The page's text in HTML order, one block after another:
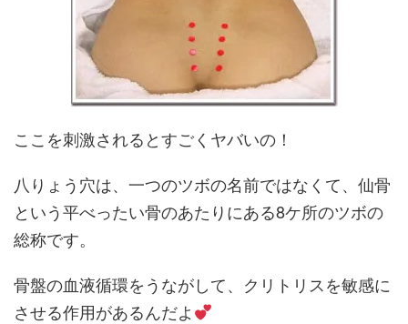
ここを刺激されるとすごくヤバいの！
八りょう穴は、一つのツボの名前ではなくて、仙骨
という平べったい骨のあたりにある8ケ所のツボの
総称です。
骨盤の血液循環をうながして、クリトリスを敏感に
させる作用があるんだよ